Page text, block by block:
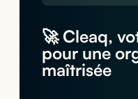
🚀 Cleaq,
pour une
maîtrisée